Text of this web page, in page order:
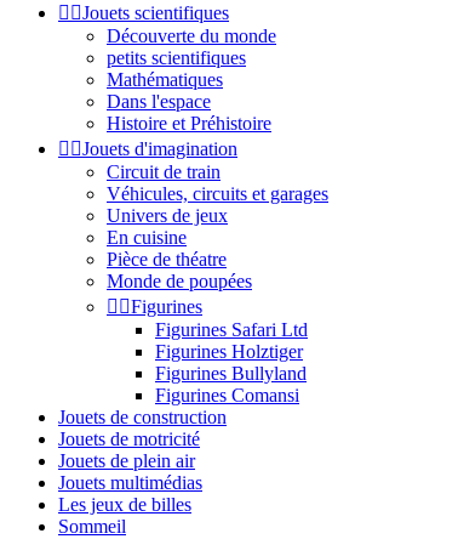
 Jouets scientifiques
Découverte du monde
petits scientifiques
Mathématiques
Dans l'espace
Histoire et Préhistoire
 Jouets d'imagination
Circuit de train
Véhicules, circuits et garages
Univers de jeux
En cuisine
Pièce de théatre
Monde de poupées
 Figurines
Figurines Safari Ltd
Figurines Holztiger
Figurines Bullyland
Figurines Comansi
Jouets de construction
Jouets de motricité
Jouets de plein air
Jouets multimédias
Les jeux de billes
Sommeil